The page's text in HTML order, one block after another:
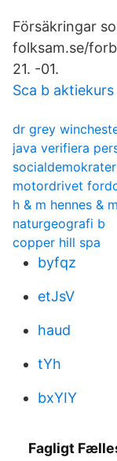
Försäkringar
folksam.se/
21. -01.
Sca b aktiekurs
dr grey
java verifiera
motordrivet
h & m hennes &
naturgeografi b
copper hill spa
byfqz
etJsV
haud
tYh
bxYIY
Fagligt